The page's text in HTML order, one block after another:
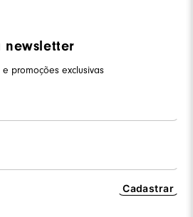
newsletter
promoções exclusivas
Cadastrar